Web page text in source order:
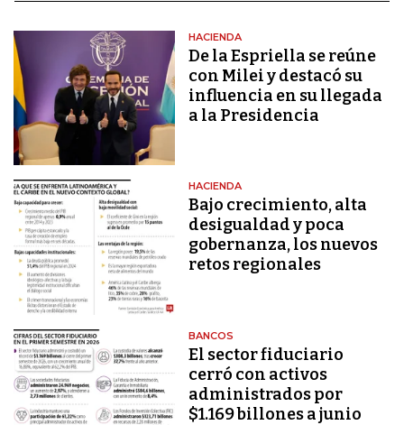
HACIENDA
De la Espriella se reúne
con Milei y destacó su
influencia en su llegada
a la Presidencia
HACIENDA
Bajo crecimiento, alta
desigualdad y poca
gobernanza, los nuevos
retos regionales
BANCOS
El sector fiduciario
cerró con activos
administrados por
$1.169 billones a junio